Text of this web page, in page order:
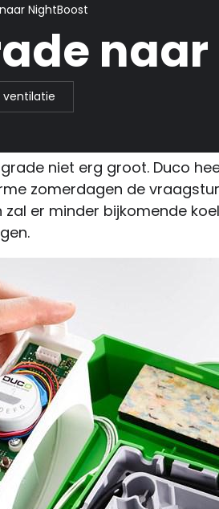
NightBoost
niet erg groot. Duco
zomerdagen de
zal er minder bijkomende